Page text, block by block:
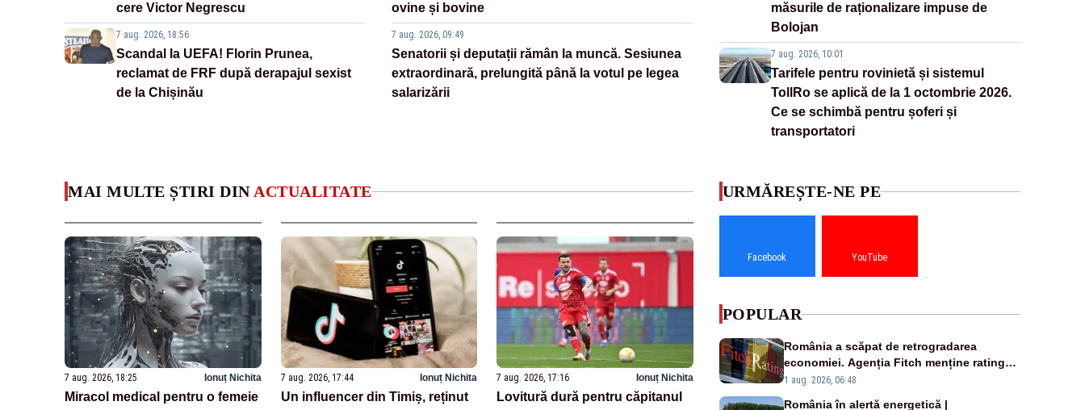
cere Victor Negrescu
7 aug. 2026, 18:56
Scandal la UEFA! Florin Prunea,
reclamat de FRF după derapajul sexist
de la Chișinău
ovine și bovine
7 aug. 2026, 09:49
Senatorii și deputații rămân la muncă. Sesiunea
extraordinară, prelungită până la votul pe legea
salarizării
măsurile de raționalizare impuse de
Bolojan
7 aug. 2026, 10:01
Tarifele pentru rovinietă și sistemul
TollRo se aplică de la 1 octombrie 2026.
Ce se schimbă pentru șoferi și
transportatori
MAI MULTE ȘTIRI DIN ACTUALITATE
7 aug. 2026, 18:25 Ionuț Nichita
Miracol medical pentru o femeie
7 aug. 2026, 17:44 Ionuț Nichita
Un influencer din Timiș, reținut
7 aug. 2026, 17:16 Ionuț Nichita
Lovitură dură pentru căpitanul
URMĂREȘTE-NE PE
Facebook YouTube
POPULAR
România a scăpat de retrogradarea
economiei. Agenția Fitch menține ratingul
„BBB-” cu perspectivă negativă
1 aug. 2026, 06:48
România în alertă energetică |